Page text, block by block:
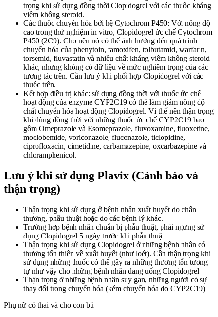
trọng khi sử dụng đồng thời Clopidogrel với các thuốc kháng
viêm không steroid.
Các thuốc chuyển hóa bởi hệ Cytochrom P450: Với nồng độ
cao trong thử nghiệm in vitro, Clopidogrel ức chế Cytochrom
P450 (2C9). Cho nên nó có thể ảnh hưởng đến quá trình
chuyển hóa của phenytoin, tamoxifen, tolbutamid, warfarin,
torsemid, fluvastatin và nhiều chất kháng viêm không steroid
khác, nhưng không có dữ liệu về mức nghiêm trọng của các
tương tác trên. Cần lưu ý khi phối hợp Clopidogrel với các
thuốc trên.
Kết hợp điều trị khác: sử dụng đồng thời với thuốc ức chế
hoạt động của enzyme CYP2C19 có thể làm giảm nồng độ
chất chuyển hóa hoạt động Clopidogrel. Vì thế nên thận trọng
khi dùng đồng thời với những thuốc ức chế CYP2C19 bao
gồm Omeprazole và Esomeprazole, fluvoxamine, fluoxetine,
moclobemide, voriconazole, fluconazole, ticlopidine,
ciprofloxacin, cimetidine, carbamazepine, oxcarbazepine và
chloramphenicol.
Lưu ý khi sử dụng Plavix (Cảnh báo và
thận trọng)
Thận trọng khi sử dụng ở bệnh nhân xuất huyết do chấn
thương, phẫu thuật hoặc do các bệnh lý khác.
Trường hợp bệnh nhân chuẩn bị phẫu thuật, phải ngưng sử
dụng Clopidogrel 5 ngày trước khi phẫu thuật.
Thận trọng khi sử dụng Clopidogrel ở những bệnh nhân có
thương tổn thiên về xuất huyết (như loét). Cần thận trọng khi
sử dụng những thuốc có thể gây ra những thương tổn tương
tự như vậy cho những bệnh nhân đang uống Clopidogrel.
Thận trọng ở những bệnh nhân suy gan, những người có sự
thay đổi trong chuyển hóa (kém chuyển hóa do CYP2C19)
Phụ nữ có thai và cho con bú